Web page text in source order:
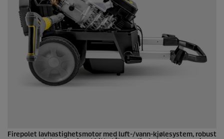
Firepolet lavhastighetsmotor med luft-/vann-kjølesystem, robust